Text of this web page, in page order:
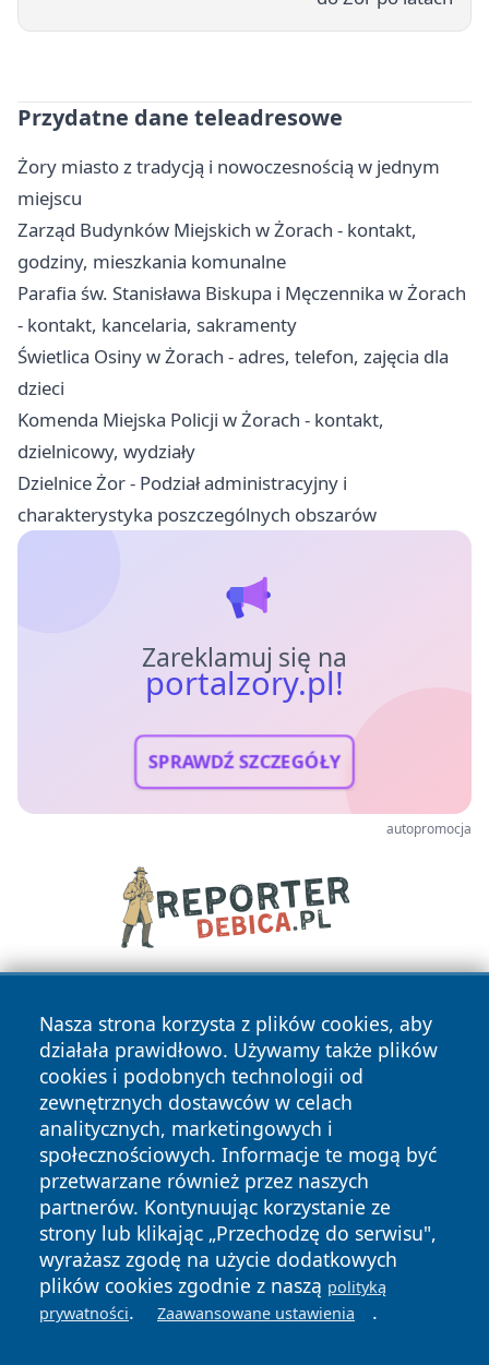
Przydatne dane teleadresowe
Żory miasto z tradycją i nowoczesnością w jednym
miejscu
Zarząd Budynków Miejskich w Żorach - kontakt,
godziny, mieszkania komunalne
Parafia św. Stanisława Biskupa i Męczennika w Żorach
- kontakt, kancelaria, sakramenty
Świetlica Osiny w Żorach - adres, telefon, zajęcia dla
dzieci
Komenda Miejska Policji w Żorach - kontakt,
dzielnicowy, wydziały
Dzielnice Żor - Podział administracyjny i
charakterystyka poszczególnych obszarów
Zareklamuj się na
portalzory.pl!
SPRAWDŹ SZCZEGÓŁY
autopromocja
Nasza strona korzysta z plików cookies, aby
działała prawidłowo. Używamy także plików
cookies i podobnych technologii od
zewnętrznych dostawców w celach
analitycznych, marketingowych i
społecznościowych. Informacje te mogą być
przetwarzane również przez naszych
partnerów. Kontynuując korzystanie ze
strony lub klikając „Przechodzę do serwisu",
wyrażasz zgodę na użycie dodatkowych
plików cookies zgodnie z naszą polityką
prywatności. Zaawansowane ustawienia .
Copyright © 2026 portalzory.pl Wszystkie prawa zastrzeżone.
News Autorzy
Polityka
Prywatności
Polityka
Cookies